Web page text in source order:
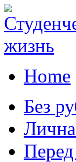
Home
Без